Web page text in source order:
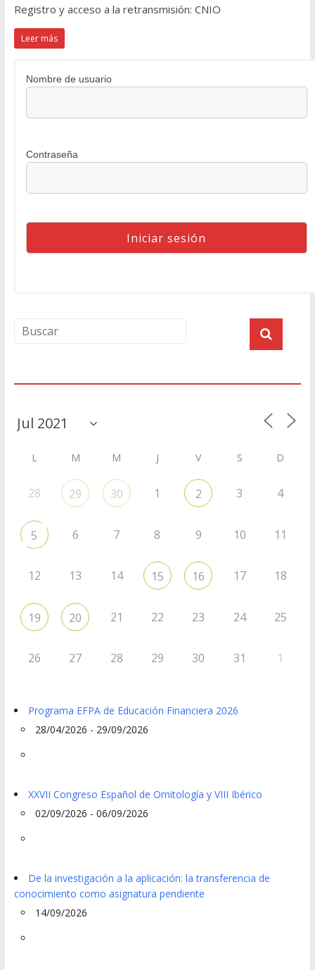
Registro y acceso a la retransmisión: CNIO
Leer más
Nombre de usuario
Contraseña
L M M J V S D
28 29 30 1 2 3 4
5 6 7 8 9 10 11
12 13 14 15 16 17 18
19 20 21 22 23 24 25
26 27 28 29 30 31 1
Programa EFPA de Educación Financiera 2026
28/04/2026 - 29/09/2026
XXVII Congreso Español de Ornitología y VIII Ibérico
02/09/2026 - 06/09/2026
De la investigación a la aplicación: la transferencia de
conocimiento como asignatura pendiente
14/09/2026